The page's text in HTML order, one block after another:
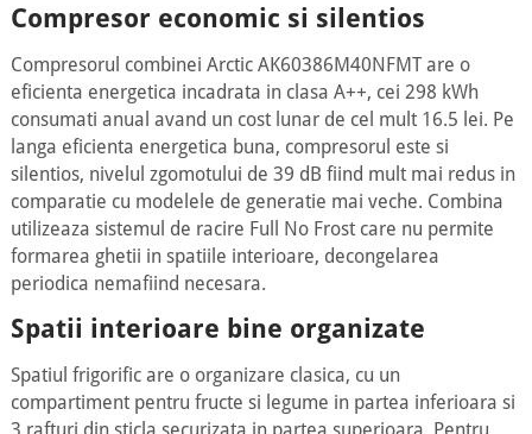
Compresor economic si silentios
Compresorul combinei Arctic AK60386M40NFMT are o
eficienta energetica incadrata in clasa A++, cei 298 kWh
consumati anual avand un cost lunar de cel mult 16.5 lei. Pe
langa eficienta energetica buna, compresorul este si
silentios, nivelul zgomotului de 39 dB fiind mult mai redus in
comparatie cu modelele de generatie mai veche. Combina
utilizeaza sistemul de racire Full No Frost care nu permite
formarea ghetii in spatiile interioare, decongelarea
periodica nemafiind necesara.
Spatii interioare bine organizate
Spatiul frigorific are o organizare clasica, cu un
compartiment pentru fructe si legume in partea inferioara si